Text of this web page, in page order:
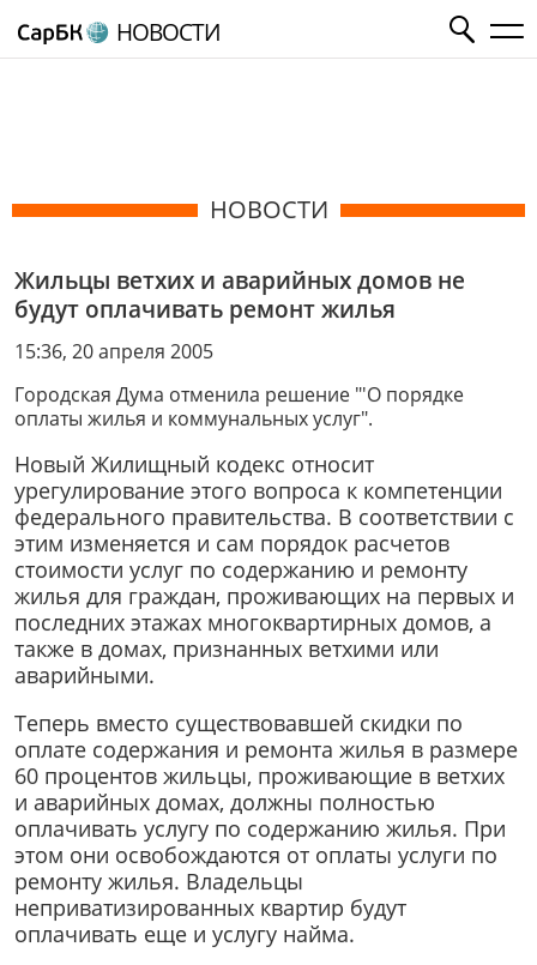
НОВОСТИ
НОВОСТИ
Жильцы ветхих и аварийных домов не
будут оплачивать ремонт жилья
15:36, 20 апреля 2005
Городская Дума отменила решение "'О порядке
оплаты жилья и коммунальных услуг".
Новый Жилищный кодекс относит
урегулирование этого вопроса к компетенции
федерального правительства. В соответствии с
этим изменяется и сам порядок расчетов
стоимости услуг по содержанию и ремонту
жилья для граждан, проживающих на первых и
последних этажах многоквартирных домов, а
также в домах, признанных ветхими или
аварийными.
Теперь вместо существовавшей скидки по
оплате содержания и ремонта жилья в размере
60 процентов жильцы, проживающие в ветхих
и аварийных домах, должны полностью
оплачивать услугу по содержанию жилья. При
этом они освобождаются от оплаты услуги по
ремонту жилья. Владельцы
неприватизированных квартир будут
оплачивать еще и услугу найма.